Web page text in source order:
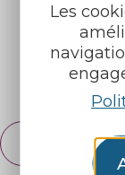
Les
English